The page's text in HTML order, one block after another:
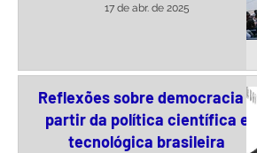
17 de abr. de 2025
Reflexões sobre democracia a
partir da política científica e
tecnológica brasileira